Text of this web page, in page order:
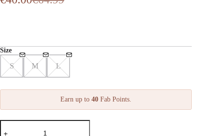
Oorspronkelijke
Huidige
Size
S M L
Earn up to40 Fab Points.
Pocket
Camoflage